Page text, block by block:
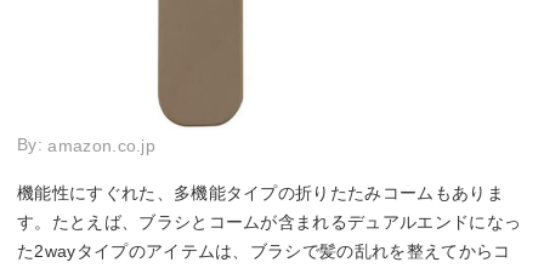
By:amazon.co.jp
機能性にすぐれた、多機能タイプの折りたたみコームもありま
す。たとえば、ブラシとコームが含まれるデュアルエンドになっ
た2wayタイプのアイテムは、ブラシで髪の乱れを整えてからコ